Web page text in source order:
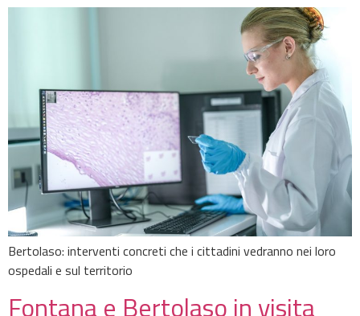
Bertolaso: interventi concreti che i cittadini vedranno nei loro
ospedali e sul territorio
Fontana e Bertolaso in visita